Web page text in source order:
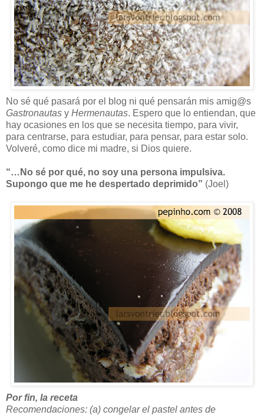
No sé qué pasará por el blog ni qué pensarán mis amig@s
Gastronautas y Hermenautas. Espero que lo entiendan, que
hay ocasiones en los que se necesita tiempo, para vivir,
para centrarse, para estudiar, para pensar, para estar solo.
Volveré, como dice mi madre, si Dios quiere.
“…No sé por qué, no soy una persona impulsiva.
Supongo que me he despertado deprimido” (Joel)
Por fin, la receta
Recomendaciones: (a) congelar el pastel antes de